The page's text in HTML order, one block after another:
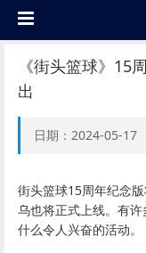
《街头篮球》15
出
日期：2024-05-17
街头篮球15周年纪念
乌也将正式上线。有
什么令人兴奋的活动。